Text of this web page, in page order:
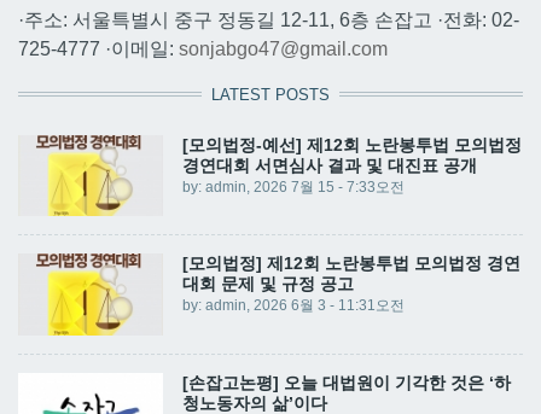
·주소: 서울특별시 중구 정동길 12-11, 6층 손잡고 ·전화: 02-
725-4777 ·이메일: sonjabgo47@gmail.com
LATEST POSTS
[모의법정-예선] 제12회 노란봉투법 모의법정
경연대회 서면심사 결과 및 대진표 공개
by: admin , 2026 7월 15 - 7:33오전
[모의법정] 제12회 노란봉투법 모의법정 경연
대회 문제 및 규정 공고
by: admin, 2026 6월 3 - 11:31오전
[손잡고논평] 오늘 대법원이 기각한 것은 ‘하
청노동자의 삶’이다